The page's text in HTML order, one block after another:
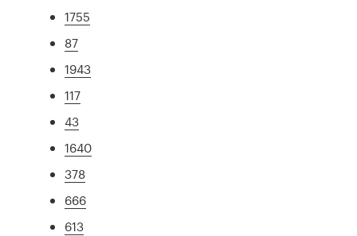
1755
87
1943
117
43
1640
378
666
613